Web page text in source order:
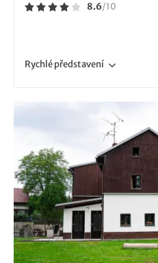
8.6/10
Rychlépředstavení